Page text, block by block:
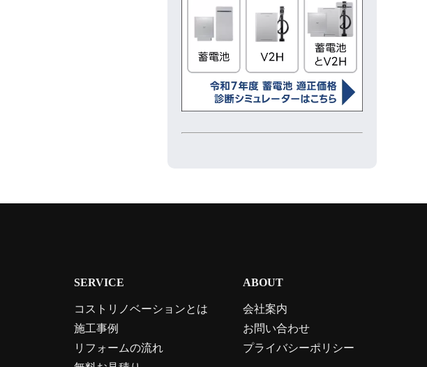
SERVICE
コストリノベーションとは
施工事例
リフォームの流れ
ABOUT
会社案内
お問い合わせ
プライバシーポリシー